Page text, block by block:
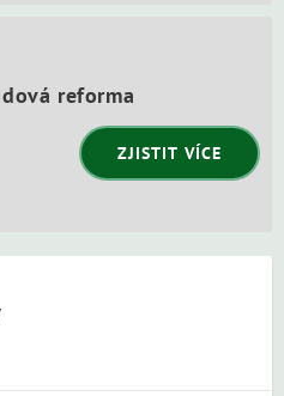
reforma
ZJISTIT VÍCE